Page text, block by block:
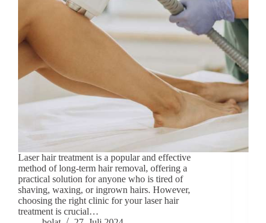
Laser hair treatment is a popular and effective
method of long-term hair removal, offering a
practical solution for anyone who is tired of
shaving, waxing, or ingrown hairs. However,
choosing the right clinic for your laser hair
treatment is crucial…